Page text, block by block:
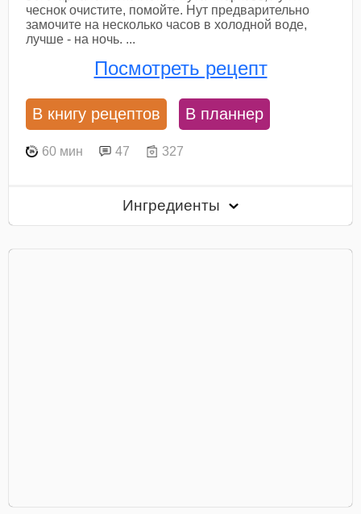
чеснок очистите, помойте. Нут предварительно
замочите на несколько часов в холодной воде,
лучше - на ночь. ...
Посмотреть рецепт
В книгу рецептов В планнер
60 мин 47 327
Ингредиенты